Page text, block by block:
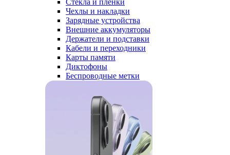
Стёкла и плёнки
Чехлы и накладки
Зарядные устройства
Внешние аккумуляторы
Держатели и подставки
Кабели и переходники
Карты памяти
Диктофоны
Беспроводные метки